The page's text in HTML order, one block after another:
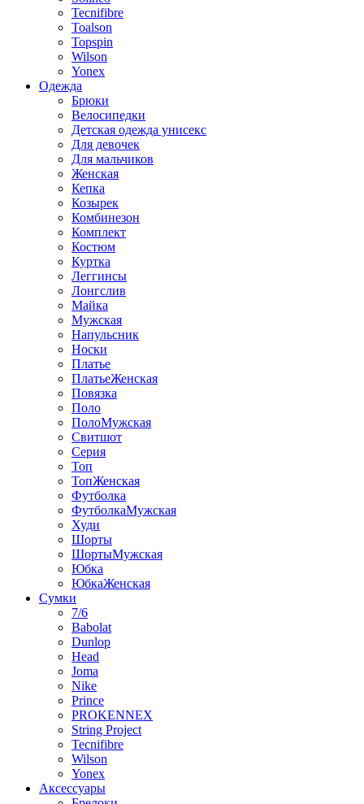
Tecnifibre
Toalson
Topspin
Wilson
Yonex
Одежда
Брюки
Велосипедки
Детская одежда унисекс
Для девочек
Для мальчиков
Женская
Кепка
Козырек
Комбинезон
Комплект
Костюм
Куртка
Леггинсы
Лонгслив
Майка
Мужская
Напульсник
Носки
Платье
ПлатьеЖенская
Повязка
Поло
ПолоМужская
Свитшот
Серия
Топ
ТопЖенская
Футболка
ФутболкаМужская
Худи
Шорты
ШортыМужская
Юбка
ЮбкаЖенская
Сумки
7/6
Babolat
Dunlop
Head
Joma
Nike
Prince
PROKENNEX
String Project
Tecnifibre
Wilson
Yonex
Аксессуары